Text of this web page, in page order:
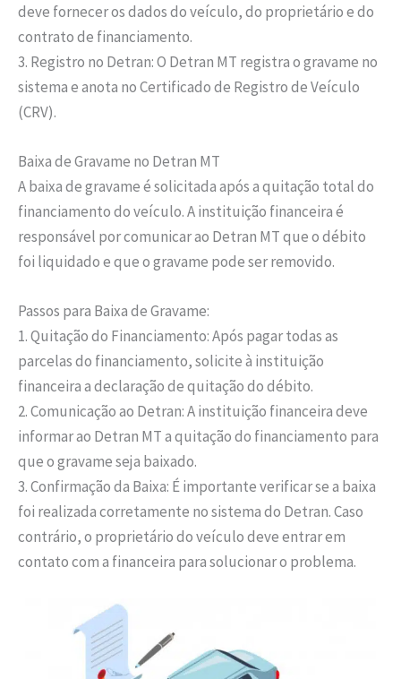
deve fornecer os dados do veículo, do proprietário e do
contrato de financiamento.
3. Registro no Detran: O Detran MT registra o gravame no
sistema e anota no Certificado de Registro de Veículo
(CRV).
Baixa de Gravame no Detran MT
A baixa de gravame é solicitada após a quitação total do
financiamento do veículo. A instituição financeira é
responsável por comunicar ao Detran MT que o débito
foi liquidado e que o gravame pode ser removido.
Passos para Baixa de Gravame:
1. Quitação do Financiamento: Após pagar todas as
parcelas do financiamento, solicite à instituição
financeira a declaração de quitação do débito.
2. Comunicação ao Detran: A instituição financeira deve
informar ao Detran MT a quitação do financiamento para
que o gravame seja baixado.
3. Confirmação da Baixa: É importante verificar se a baixa
foi realizada corretamente no sistema do Detran. Caso
contrário, o proprietário do veículo deve entrar em
contato com a financeira para solucionar o problema.